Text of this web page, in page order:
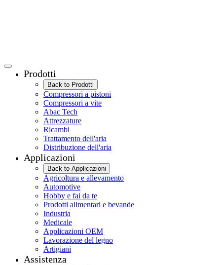
Prodotti
Back to Prodotti
Compressori a pistoni
Compressori a vite
Abac Tech
Attrezzature
Ricambi
Trattamento dell'aria
Distribuzione dell'aria
Applicazioni
Back to Applicazioni
Agricoltura e allevamento
Automotive
Hobby e fai da te
Prodotti alimentari e bevande
Industria
Medicale
Applicazioni OEM
Lavorazione del legno
Artigiani
Assistenza